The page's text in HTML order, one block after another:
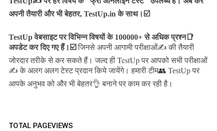
अपनी तैयारी और भी बेहतर, TestUp.in के साथ।☑️
TestUp वेबसाइट पर विभिन्न विषयों के 100000+ से अधिक प्रश्न📑
अपडेट कर दिए गए हैं। ☑️ जिनसे अपनी आगामी परीक्षाओं✍️ की तैयारी
जोरदार तरीके से कर सकते हैं।जल्द ही TestUp पर आपको सभी परीक्षाओं
✍️ के अलग अलग टेस्ट प्रदान किये जायेंगे। हमारी टीम👥 TestUp पर
आपके अनुभव को और भी बेहतर👌 बनाने पर काम कर रही है।
TOTAL PAGEVIEWS